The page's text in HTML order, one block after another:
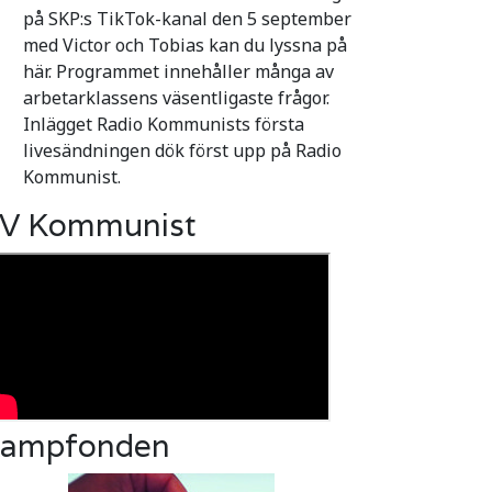
på SKP:s TikTok-kanal den 5 september
med Victor och Tobias kan du lyssna på
här. Programmet innehåller många av
arbetarklassens väsentligaste frågor.
Inlägget Radio Kommunists första
livesändningen dök först upp på Radio
Kommunist.
Kommunist